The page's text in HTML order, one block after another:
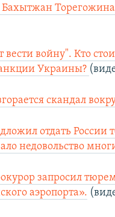
Бахытжан
вести войну". Кто
Украины?
скандал
отдать
недовольство
запросил
аэропорта».